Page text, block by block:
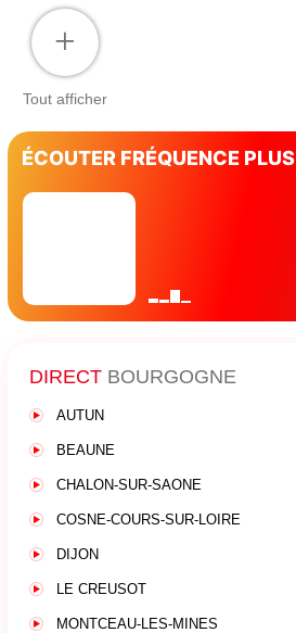
+
Tout afficher
ÉCOUTER FRÉQUENCE PLUS
DIRECT BOURGOGNE
AUTUN
BEAUNE
CHALON-SUR-SAONE
COSNE-COURS-SUR-LOIRE
DIJON
LE CREUSOT
MONTCEAU-LES-MINES